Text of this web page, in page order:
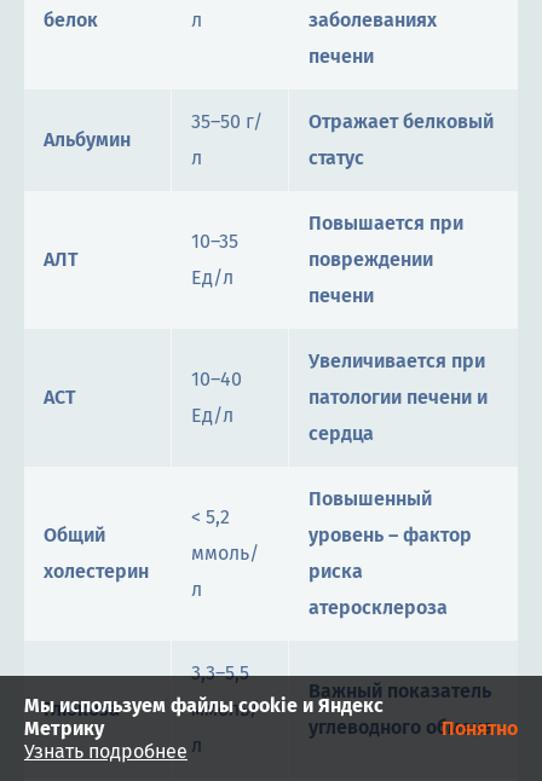
белок
л
заболеваниях
печени
Альбумин
35–50 г/
л
Отражает белковый
статус
АЛТ
10–35
Ед/л
Повышается при
повреждении
печени
АСТ
10–40
Ед/л
Увеличивается при
патологии печени и
сердца
Общий
холестерин
< 5,2
ммоль/
л
Повышенный
уровень – фактор
риска
атеросклероза
Глюкоза
3,3–5,5
ммоль/
л
Важный показатель
углеводного обмена
Мы используем файлы cookie и Яндекс
Метрику
Узнать подробнее
Понятно